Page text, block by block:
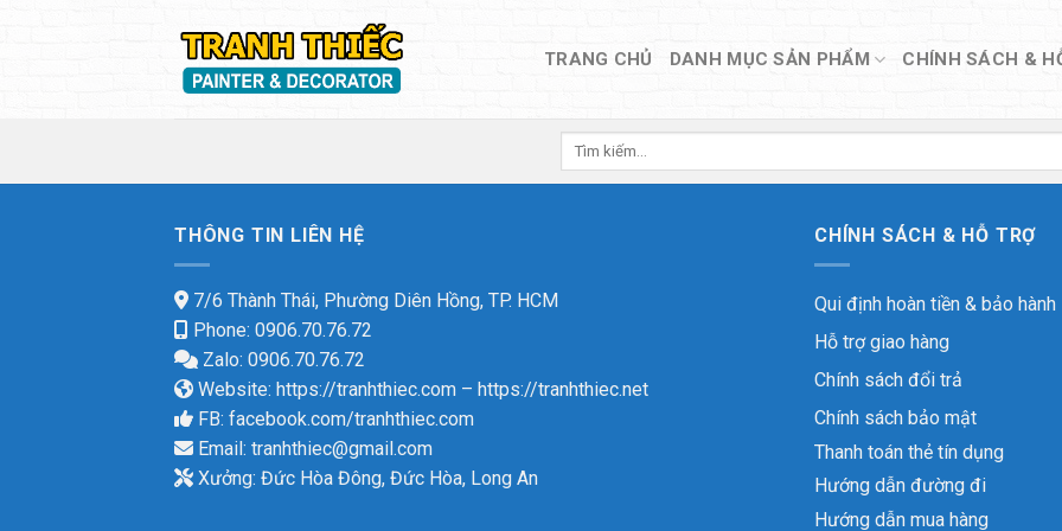
TRANG CHỦ DANH MỤC SẢN PHẨM CHÍNH SÁCH &
Tìm
THÔNG TIN LIÊN HỆ
7/6 Thành Thái, Phường Diên Hồng, TP. HCM
Phone: 0906.70.76.72
Zalo: 0906.70.76.72
Website: https://tranhthiec.com – https://tranhthiec.net
FB: facebook.com/tranhthiec.com
Email: tranhthiec@gmail.com
Xưởng: Đức Hòa Đông, Đức Hòa, Long An
CHÍNH SÁCH & HỖ TRỢ
Qui định hoàn tiền & bảo hành
Hỗ trợ giao hàng
Chính sách đổi trả
Chính sách bảo mật
Thanh toán thẻ tín dụng
Hướng dẫn đường đi
Hướng dẫn mua hàng